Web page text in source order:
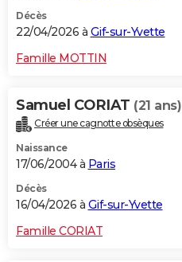
Décès
22/04/2026 à Gif-sur-Yvette
Famille MOTTIN
Samuel CORIAT (21 ans)
Créer une cagnotte obsèques
Naissance
17/06/2004 à Paris
Décès
16/04/2026 à Gif-sur-Yvette
Famille CORIAT